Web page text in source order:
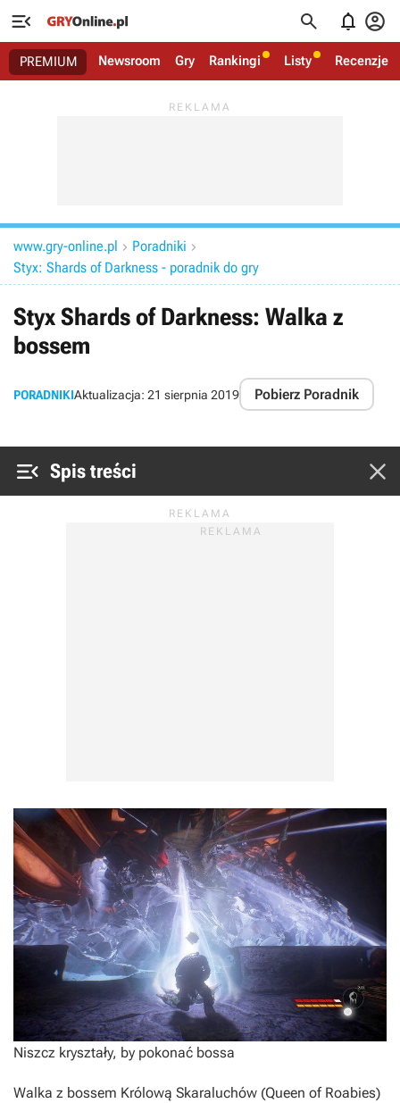
   
PREMIUM Newsroom Gry Rankingi Listy Recenzje
www.gry-online.pl  Poradniki 
Styx: Shards of Darkness - poradnik do gry
Styx Shards of Darkness: Walka z
bossem
PORADNIKIAktualizacja: 21 sierpnia 2019 Pobierz Poradnik
 Spis treści 
Niszcz kryształy, by pokonać bossa
Walka z bossem Królową Skaraluchów (Queen of Roabies)